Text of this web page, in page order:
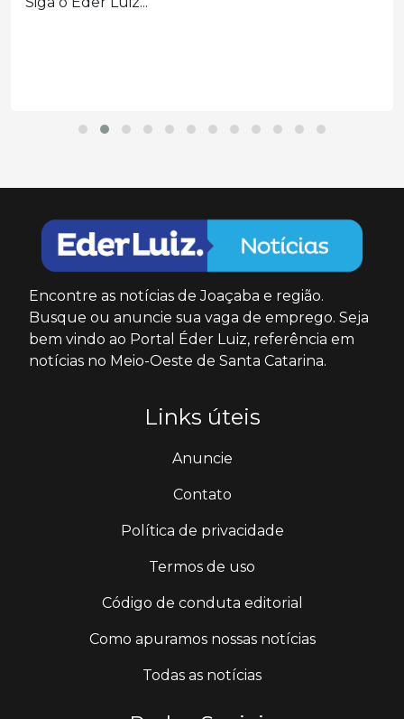
Encontre as notícias de Joaçaba e região.
Busque ou anuncie sua vaga de emprego. Seja
bem vindo ao Portal Éder Luiz, referência em
notícias no Meio-Oeste de Santa Catarina.
Links úteis
Anuncie
Contato
Política de privacidade
Termos de uso
Código de conduta editorial
Como apuramos nossas notícias
Todas as notícias